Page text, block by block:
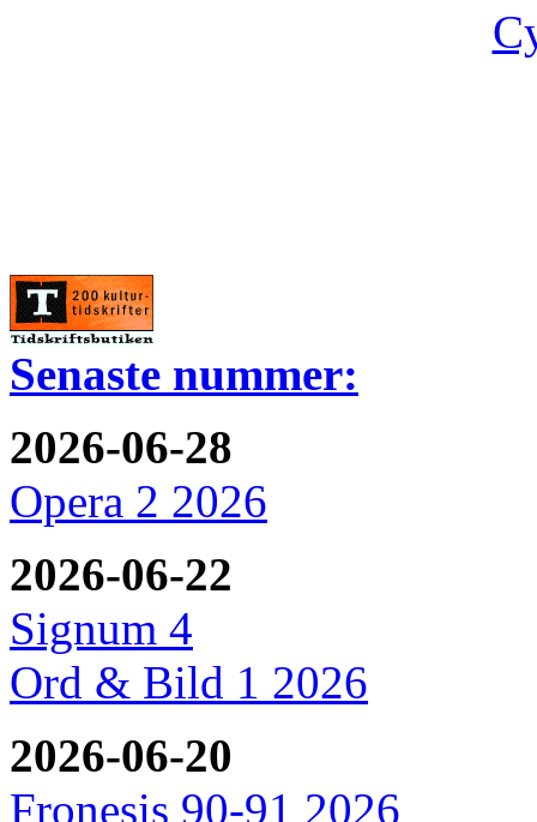
Senaste nummer:
2026-06-28
Opera 2 2026
2026-06-22
Signum 4
Ord & Bild 1 2026
2026-06-20
Fronesis 90-91 2026